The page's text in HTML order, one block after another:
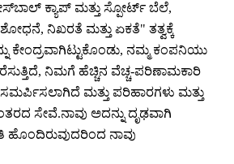
ಕ್ಯಾಪ್ ಮತ್ತು ಸ್ಪೋರ್ಟ್ ಬೆಲೆ,
ನಿಖರತೆ ಮತ್ತು ಏಕತೆ" ತತ್ವಕ್ಕೆ
ಕೇಂದ್ರವಾಗಿಟ್ಟುಕೊಂಡು, ನಮ್ಮ ಕಂಪನಿಯು
ನಿಮಗೆ ಹೆಚ್ಚಿನ ವೆಚ್ಚ-ಪರಿಣಾಮಕಾರಿ
ಸಮರ್ಪಿಸಲಾಗಿದೆ ಮತ್ತು ಪರಿಹಾರಗಳು ಮತ್ತು
ಸೇವೆ.ನಾವು ಅದನ್ನು ದೃಢವಾಗಿ
ಹೊಂದಿರುವುದರಿಂದ ನಾವು